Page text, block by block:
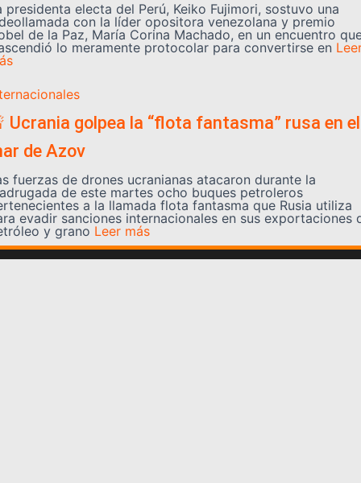
presidenta electa del Perú, Keiko Fujimori, sostuvo una
con la líder opositora venezolana y premio
de la Paz, María Corina Machado, en un encuentro
lo meramente protocolar para convertirse en
Ucrania golpea la “flota fantasma” rusa en el
de Azov
fuerzas de drones ucranianas atacaron durante la
de este martes ocho buques petroleros
a la llamada flota fantasma que Rusia utiliza
evadir sanciones internacionales en sus exportaciones
y grano Leer más